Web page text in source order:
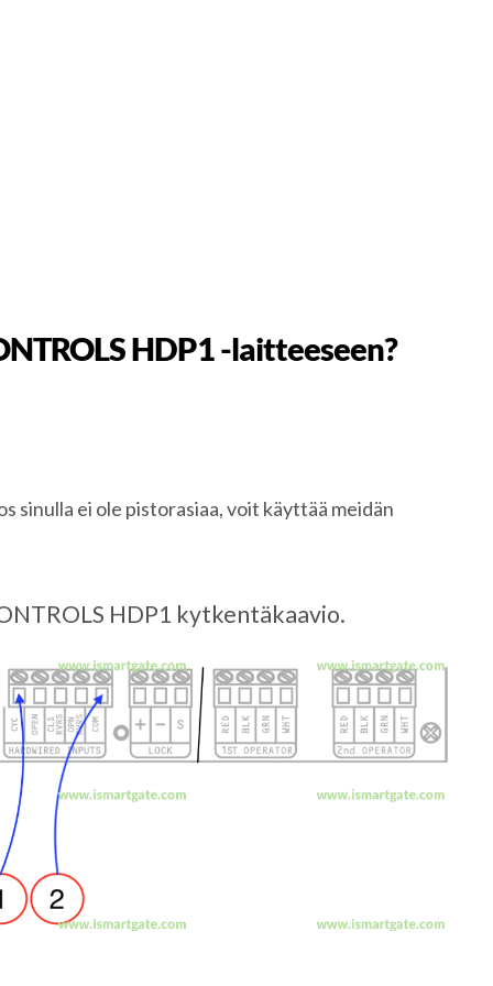
HDP1 -laitteeseen?
ei ole pistorasiaa, voit käyttää meidän
HDP1 kytkentäkaavio.